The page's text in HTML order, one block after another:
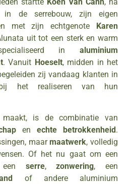
in de serrebouw, zijn eigen
met zijn echtgenote Karen
uit tot een sterk en warm
in aluminium
. Vanuit Hoeselt, midden in het
zij vandaag klanten in
het realiseren van hun
is de combinatie van
en echte betrokkenheid .
maarmaatwerk, volledig
Of het nu gaat om een
serre,zonwering, een
of andere aluminium